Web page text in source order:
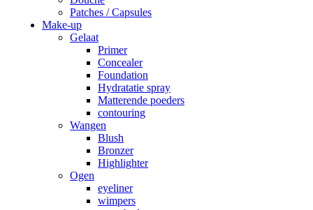
Patches / Capsules
Make-up
Gelaat
Primer
Concealer
Foundation
Hydratatie spray
Matterende poeders
contouring
Wangen
Blush
Bronzer
Highlighter
Ogen
eyeliner
wimpers